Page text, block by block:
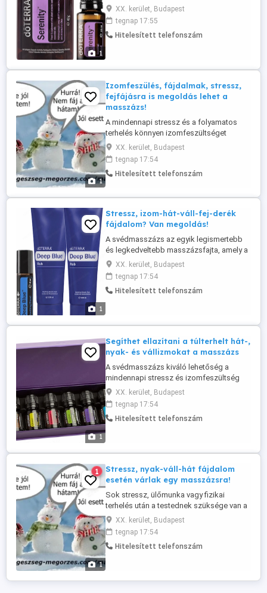
1
hogy valami mindig túl sok . A stressz
alattomos, mert fokozatosan válik
megszokottá. A svédmasszázs segít
ebből kizökkenteni. Az esszenciális
az ...
XX. kerület, Budapest
tegnap 17:55
Hitelesített telefonszám
1
Izomfeszülés, fájdalmak, stressz,
fejfájásra is megoldás lehet a
masszázs!
A mindennapi stressz és a folyamatos
terhelés könnyen izomfeszültséget
okozhat. A svédmasszázs hatékony
segítséget nyújt a feszes izmok
lazításában és a regeneráció
támogatásában. A kezelés segíthet
Rendszeres masszázzsal javulhat a
közérzet és a mozgás ...
XX. kerület, Budapest
tegnap 17:54
Hitelesített telefonszám
1
Stressz, izom-hát-váll-fej-derék
fájdalom? Van megoldás!
A svédmasszázs az egyik legismertebb
és legkedveltebb masszázsfajta, amely a
természetes ellazulást helyezi előtérbe.
Segíthet oldani a mindennapok során
kialakuló izomfeszültséget és
hozzájárulhat a harmonikus közérzethez.
vagy fokozott ...
XX. kerület, Budapest
tegnap 17:54
Hitelesített telefonszám
1
Segíthet ellazítani a túlterhelt hát-,
nyak- és vállizmokat a masszázs
A svédmasszázs kiváló lehetőség a
mindennapi stressz és izomfeszültség
enyhítésére. Segíthet ellazítani a túlterhelt
hát-, nyak- és vállizmokat, valamint
kellemes közérzetet teremthet a test
számára. Hozzájárulhat a vérkeringés
...
XX. kerület, Budapest
tegnap 17:54
Hitelesített telefonszám
1
1
Stressz, nyak-váll-hát fájdalom
esetén várlak egy masszázsra!
Sok stressz, ülőmunka vagy fizikai
terhelés után a testednek szüksége van a
regenerációra. A svédmasszázs segít
csökkenteni az izomfeszültséget és
javítani a közérzetet. A kezelés támogatja
a vérkeringést és hozzájárul a testi
XX. kerület, Budapest
tegnap 17:54
Hitelesített telefonszám